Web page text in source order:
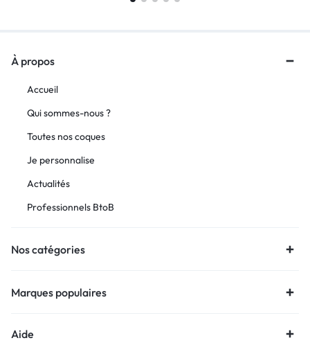
À propos
Accueil
Qui sommes-nous ?
Toutes nos coques
Je personnalise
Actualités
Professionnels BtoB
Nos catégories
Marques populaires
Aide